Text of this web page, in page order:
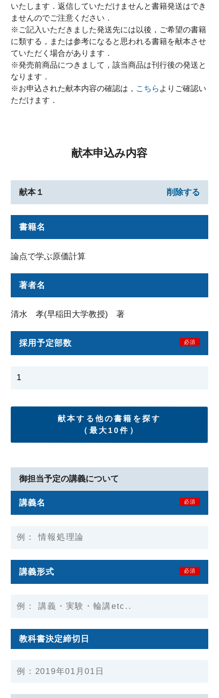
いたします．返信していただけませんと書籍発送はでき
ませんのでご注意ください．
※ご記入いただきました発送先には以後，ご希望の書籍
に類する，または参考になると思われる書籍を献本させ
ていただく場合があります．
※発売前商品につきまして，該当商品は刊行後の発送と
なります．
※お申込された献本内容の確認は， こちら よりご確認い
ただけます．
献本申込み内容
献本１ 削除する
書籍名
論点で学ぶ原価計算
著者名
清水 孝(早稲田大学教授) 著
採用予定部数 必須
献本する他の書籍を探す
（最大10件）
御担当予定の講義について
講義名 必須
講義形式 必須
教科書決定締切日